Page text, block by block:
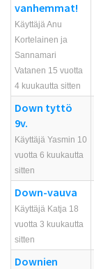
vanhemmat!
Käyttäjä Anu
Kortelainen ja
Sannamari
Vatanen 15 vuotta
4 kuukautta sitten
Down tyttö
9v.
Käyttäjä Yasmin 10
vuotta 6 kuukautta
sitten
Down-vauva
Käyttäjä Katja 18
vuotta 3 kuukautta
sitten
Downien